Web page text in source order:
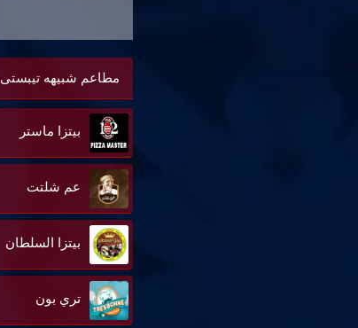
مطاعم شبيهه تيبستى
بيتزا ماستر
عم شلتت
بيتزا السلطان
تري بون